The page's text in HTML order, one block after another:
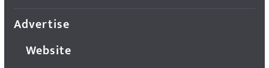
Advertise
Website